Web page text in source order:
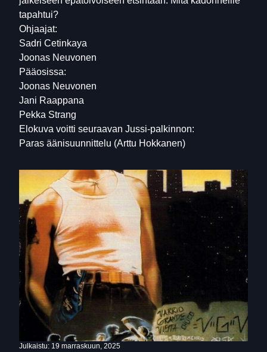
tapahtui?
Ohjaajat:
Sadri Cetinkaya
Joonas Neuvonen
Pääosissa:
Joonas Neuvonen
Jani Raappana
Pekka Strang
Elokuva voitti seuraavan Jussi-palkinnon:
Paras äänisuunnittelu (Arttu Hokkanen)
Julkaistu: 19 marraskuun, 2025